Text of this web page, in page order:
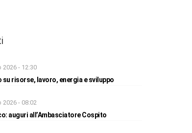
2026 - 12:30
su risorse, lavoro, energia e sviluppo
2026 - 08:02
auguri all’Ambasciatore Cospito